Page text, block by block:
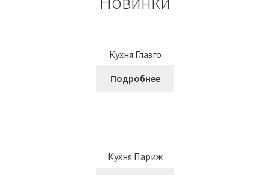
Кухня Глазго
Подробнее
Кухня Париж